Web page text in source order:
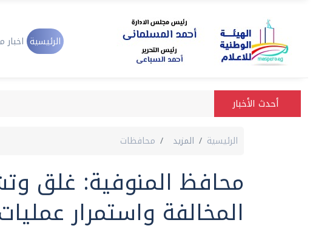
الرئيسية اخبار
أحدث الأخبار
الرئيسية المزيد محافظات
محافظ المنوفية: غلق
المخالفة واستمرار